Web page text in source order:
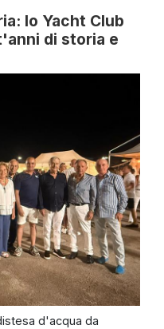
lo Yacht Club
di storia e
d'acqua da